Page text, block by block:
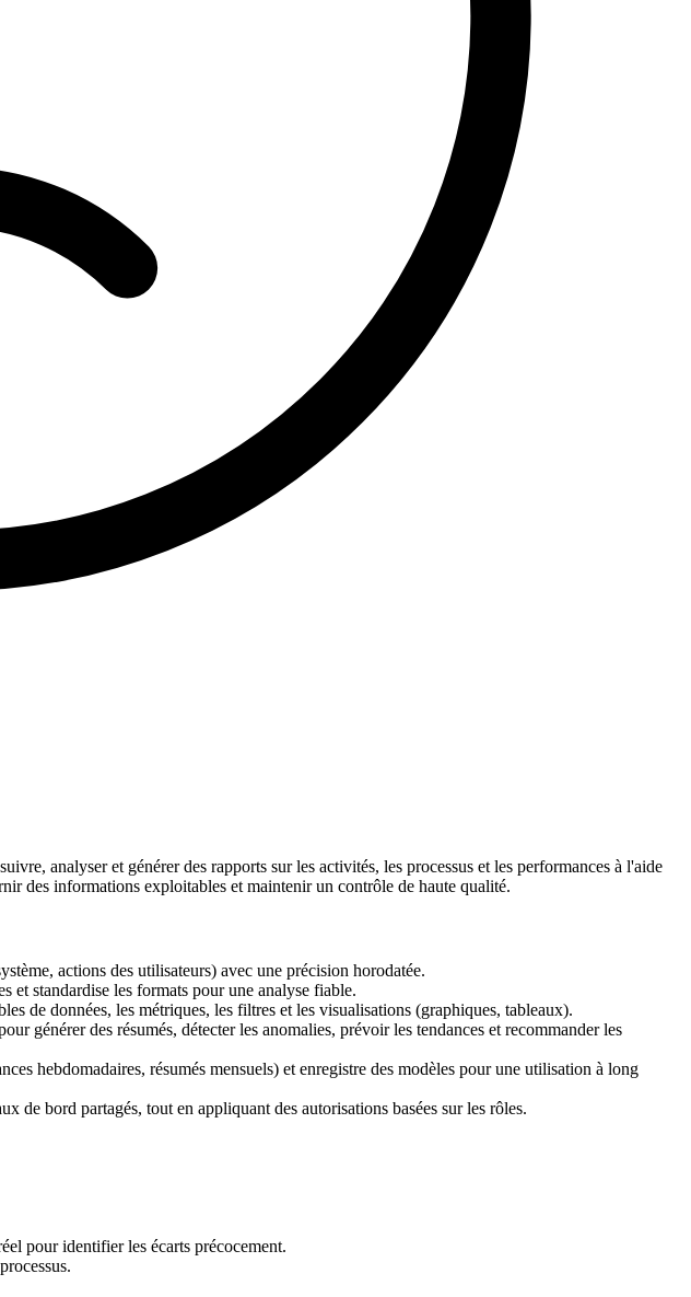
analyser et générer des rapports sur les activités, les processus et les performances à l'aide
des informations exploitables et maintenir un contrôle de haute qualité.
actions des utilisateurs) avec une précision horodatée.
et standardise les formats pour une analyse fiable.
de données, les métriques, les filtres et les visualisations (graphiques, tableaux).
générer des résumés, détecter les anomalies, prévoir les tendances et recommander les
hebdomadaires, résumés mensuels) et enregistre des modèles pour une utilisation à long
de bord partagés, tout en appliquant des autorisations basées sur les rôles.
pour identifier les écarts précocement.